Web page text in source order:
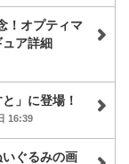
！オプティマ
ア詳細
」に登場！
16:39
いぐるみの画